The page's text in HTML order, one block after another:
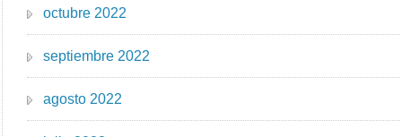
octubre 2022
septiembre 2022
agosto 2022